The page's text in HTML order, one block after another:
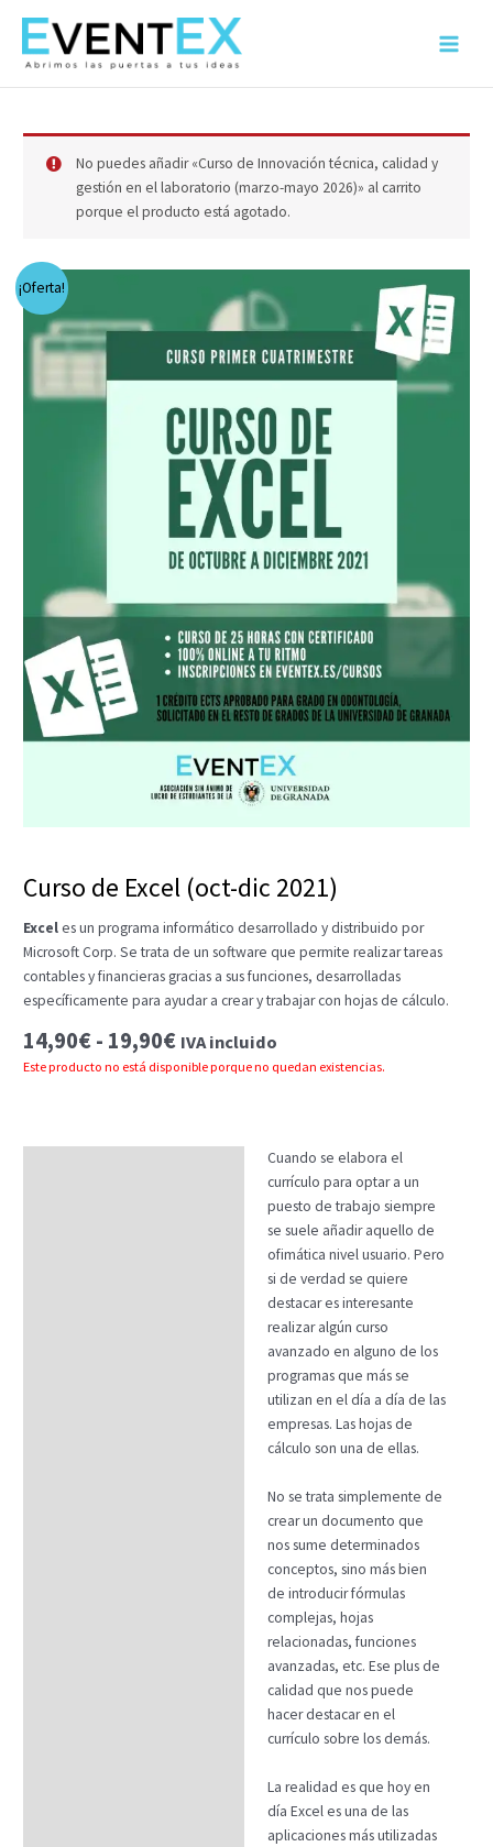
contenido
Main
No puedes añadir «Curso de Innovación técnica, calidad y
gestión en el laboratorio (marzo-mayo 2026)» al carrito
porque el producto está agotado.
¡Oferta!
Curso de Excel (oct-dic 2021)
Exceles un programa informático desarrollado y distribuido por
Microsoft Corp. Se trata de un software que permite realizar tareas
contables y financieras gracias a sus funciones, desarrolladas
específicamente para ayudar a crear y trabajar con hojas de cálculo.
14,90€- 19,90€Rango
de
IVA incluido
Este producto no está disponible porque no quedan existencias.
Cuando se elabora el
currículo para optar a un
puesto de trabajo siempre
se suele añadir aquello de
ofimática nivel usuario. Pero
si de verdad se quiere
destacar es interesante
realizar algún curso
avanzado en alguno de los
programas que más se
utilizan en el día a día de las
empresas. Las hojas de
cálculo son una de ellas.
No se trata simplemente de
crear un documento que
nos sume determinados
conceptos, sino más bien
de introducir fórmulas
complejas, hojas
relacionadas, funciones
avanzadas, etc. Ese plus de
calidad que nos puede
hacer destacar en el
currículo sobre los demás.
La realidad es que hoy en
día Excel es una de las
aplicaciones más utilizadas